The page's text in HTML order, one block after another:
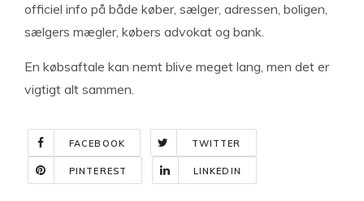
officiel info på både køber, sælger, adressen, boligen,
sælgers mægler, købers advokat og bank.
En købsaftale kan nemt blive meget lang, men det er
vigtigt alt sammen.
FACEBOOK TWITTER
PINTEREST LINKEDIN